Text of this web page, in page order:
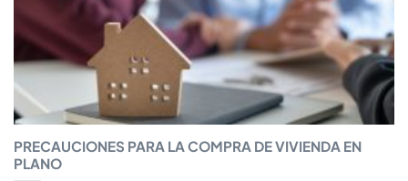
PRECAUCIONES PARA LA COMPRA DE VIVIENDA EN
PLANO